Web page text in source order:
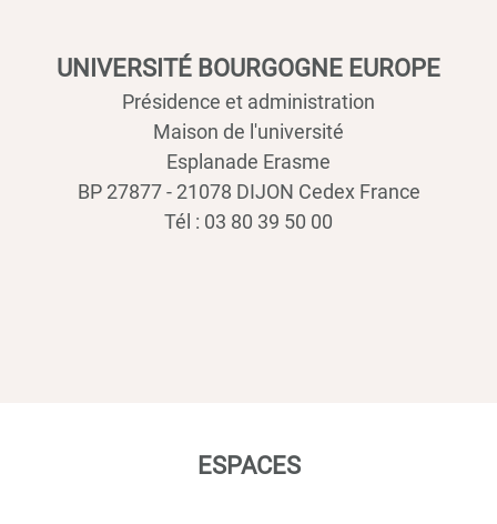
UNIVERSITÉ BOURGOGNE EUROPE
Présidence et administration
Maison de l'université
Esplanade Erasme
BP 27877 - 21078 DIJON Cedex France
Tél : 03 80 39 50 00
ESPACES